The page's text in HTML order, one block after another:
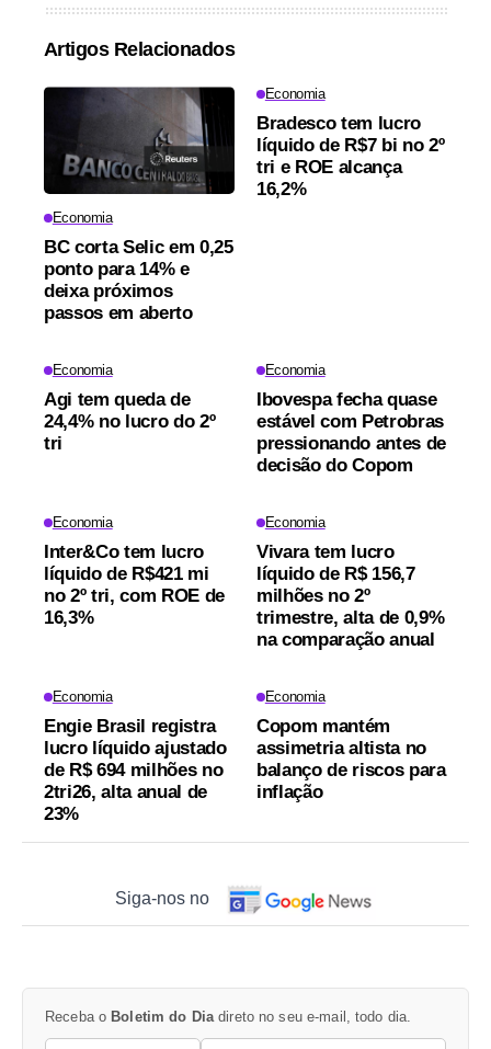
Artigos Relacionados
Economia
BC corta Selic em 0,25
ponto para 14% e
deixa próximos
passos em aberto
Economia
Bradesco tem lucro
líquido de R$7 bi no 2º
tri e ROE alcança
16,2%
Economia
Agi tem queda de
24,4% no lucro do 2º
tri
Economia
Ibovespa fecha quase
estável com Petrobras
pressionando antes de
decisão do Copom
Economia
Inter&Co tem lucro
líquido de R$421 mi
no 2º tri, com ROE de
16,3%
Economia
Vivara tem lucro
líquido de R$ 156,7
milhões no 2º
trimestre, alta de 0,9%
na comparação anual
Economia
Engie Brasil registra
lucro líquido ajustado
de R$ 694 milhões no
2tri26, alta anual de
23%
Economia
Copom mantém
assimetria altista no
balanço de riscos para
inflação
Siga-nos no
Receba o Boletim do Diadireto no seu e-mail, todo dia.